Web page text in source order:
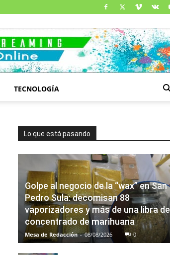
TECNOLOGÍA
Lo que está pasando
Golpe al negocio de la “wax” en San
Pedro Sula: decomisan 88
vaporizadores y más de una libra de
concentrado de marihuana
Mesa de Redacción - 08/08/2026 0